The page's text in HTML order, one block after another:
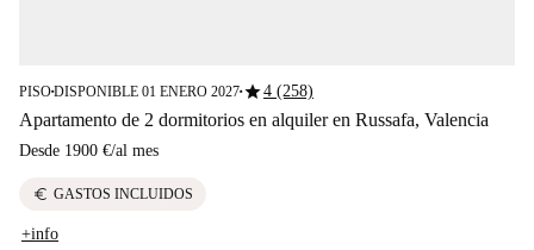
PISO■DISPONIBLE 01 ENERO 2027■star4 (258)
Apartamento de 2 dormitorios en alquiler en Russafa, Valencia
Desde 1900 €/al mes
euro GASTOS INCLUIDOS
+info